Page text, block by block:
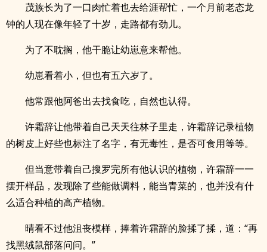
茂族长为了一口肉忙着也去给涯帮忙，一个月前老态龙
钟的人现在像年轻了十岁，走路都有劲儿。
为了不耽搁，他干脆让幼崽意来帮他。
幼崽看着小，但也有五六岁了。
他常跟他阿爸出去找食吃，自然也认得。
许霜辞让他带着自己天天往林子里走，许霜辞记录植物
的树皮上好些也标注了名字，有无毒性，是否可食用等等。
但当意带着自己搜罗完所有他认识的植物，许霜辞一一
摆开样品，发现除了些能做调料，能当青菜的，也并没有什
么适合种植的高产植物。
晴看不过他沮丧模样，捧着许霜辞的脸揉了揉，道：“再
找黑绒鼠部落问问。”